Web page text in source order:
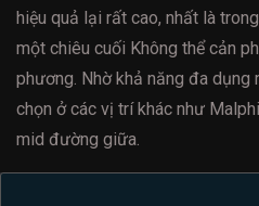
hiệu quả lại rất cao, nhất là
một chiêu cuối Không thể cản
phương. Nhờ khả năng đa
chọn ở các vị trí khác như
mid đường giữa.